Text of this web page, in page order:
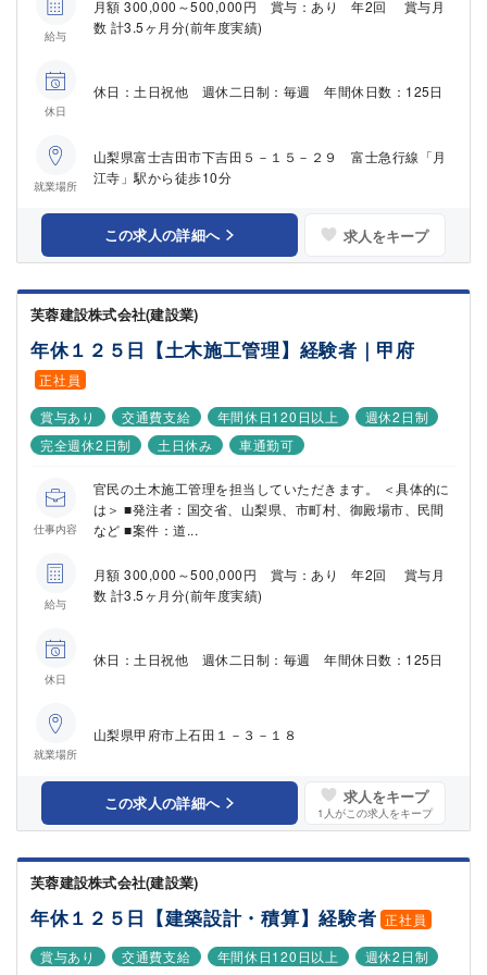
給与
月額 300,000～500,000円 賞与：あり 年2回 賞与月
数 計3.5ヶ月分(前年度実績)
休日
休日：土日祝他 週休二日制：毎週 年間休日数：125日
就業場所
山梨県富士吉田市下吉田５－１５－２９ 富士急行線「月
江寺」駅から徒歩10分
この求人の詳細へ 求人をキープ
芙蓉建設株式会社(建設業)
年休１２５日【土木施工管理】経験者｜甲府
正社員
賞与あり
交通費支給 年間休日120日以上
週休2日制
完全週休2日制
土日休み 車通勤可
仕事内容
官民の土木施工管理を担当していただきます。 ＜具体的に
は＞ ■発注者：国交省、山梨県、市町村、御殿場市、民間
など ■案件：道...
給与
月額 300,000～500,000円 賞与：あり 年2回 賞与月
数 計3.5ヶ月分(前年度実績)
休日
休日：土日祝他 週休二日制：毎週 年間休日数：125日
就業場所
山梨県甲府市上石田１－３－１８
この求人の詳細へ 求人をキープ
1 人がこの求人をキープ
芙蓉建設株式会社(建設業)
年休１２５日【建築設計・積算】経験者 正社員
賞与あり
交通費支給 年間休日120日以上 週休2日制